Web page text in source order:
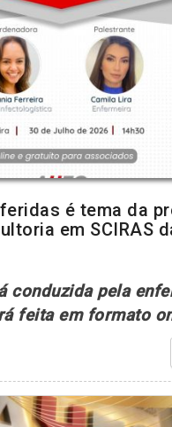
é tema da
em SCIRAS
conduzida pela
feita em formato